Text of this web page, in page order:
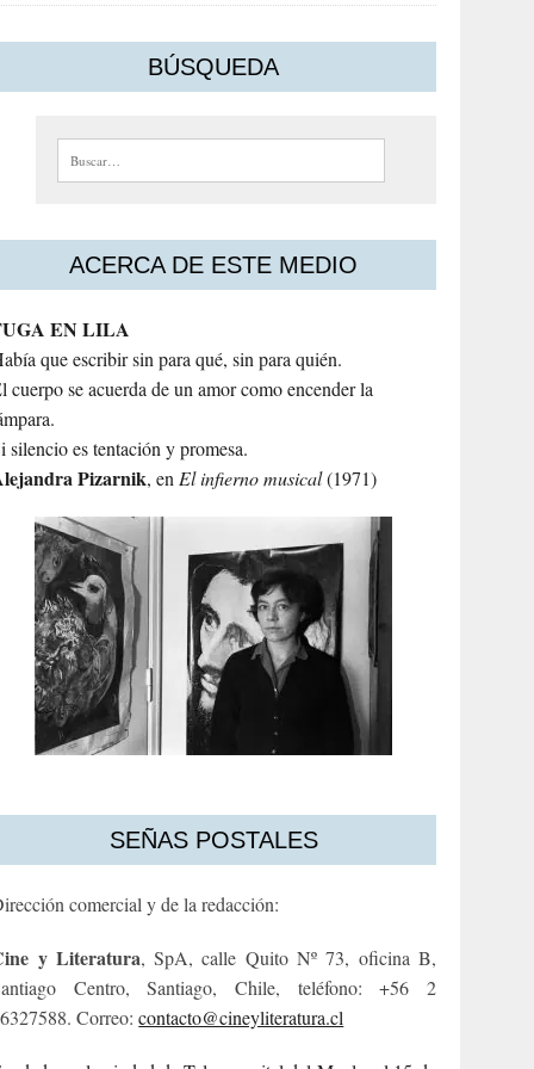
BÚSQUEDA
Buscar:
ACERCA DE ESTE MEDIO
EN LILA
que escribir sin para qué, sin para quién.
cuerpo se acuerda de un amor como encender la
silencio es tentación y promesa.
Pizarnik, enEl infierno musical(1971)
SEÑAS POSTALES
comercial y de la redacción:
y Literatura, SpA, calle Quito Nº 73, oficina B,
Centro, Santiago, Chile, teléfono: +56 2
Correo:contacto@cineyliteratura.cl